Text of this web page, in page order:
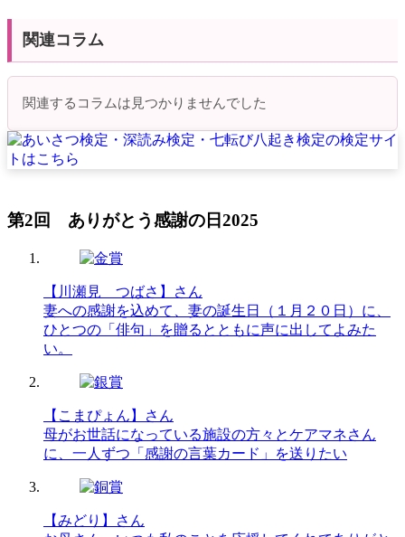
関連コラム
関連するコラムは見つかりませんでした
第2回 ありがとう感謝の日2025
【川瀬見 つばさ】さん
妻への感謝を込めて、妻の誕生日（１月２０日）に、
ひとつの「俳句」を贈るとともに声に出してよみた
い。
【こまぴょん】さん
母がお世話になっている施設の方々とケアマネさん
に、一人ずつ「感謝の言葉カード」を送りたい
【みどり】さん